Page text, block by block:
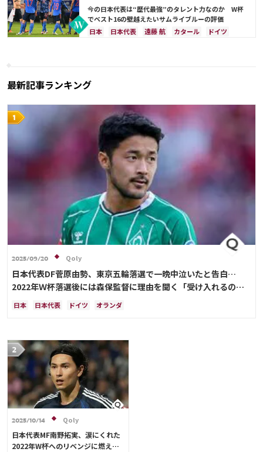
上田 綺世
久保 建英
ラファエル・バラン
堂安 律
大迫 勇也
冨安 健洋
川島 永嗣 三笘 薫
植田 直通
原口 元気
ラファエル・バラン
古橋 亨梧
堂安 律
権田 修一
シュミット・ダニエル
中山 雄太
オーストラリア
コスタリカ
今の日本代表は“歴代最強”のタレント力なのか W杯
でベスト16の壁越えたいサムライブルーの評価
日本
日本代表 遠藤 航 カタール
ドイツ
最新記事ランキング
2025/09/20 Qoly
日本代表DF菅原由勢、東京五輪落選で一晩中泣いたと告白…
2022年Ｗ杯落選後には森保監督に理由を聞く「受け入れるのは
難しかった」
日本 日本代表 ドイツ オランダ
2025/10/14 Qoly
日本代表MF南野拓実、涙にくれた
2022年W杯へのリベンジに燃える